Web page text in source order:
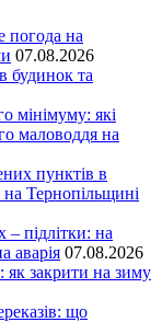
погода на
07.08.2026
будинок та
мінімуму: які
маловоддя на
пунктів в
на Тернопільщині
– підлітки: на
аварія 07.08.2026
як закрити на зиму
що